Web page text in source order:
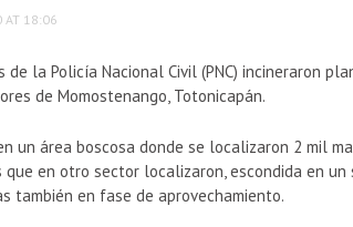
AT 18:06
la Policía Nacional Civil (PNC) incineraron
de Momostenango, Totonicapán.
un área boscosa donde se localizaron 2 mil
en otro sector localizaron, escondida en un
también en fase de aprovechamiento.